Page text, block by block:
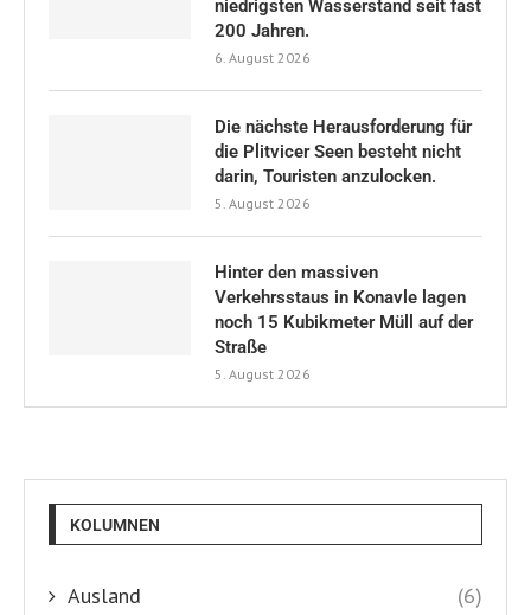
niedrigsten Wasserstand seit fast
200 Jahren.
6. August 2026
Die nächste Herausforderung für
die Plitvicer Seen besteht nicht
darin, Touristen anzulocken.
5. August 2026
Hinter den massiven
Verkehrsstaus in Konavle lagen
noch 15 Kubikmeter Müll auf der
Straße
5. August 2026
KOLUMNEN
Ausland (6)